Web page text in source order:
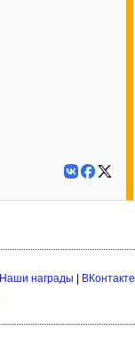
Наши награды
ВКонтакте